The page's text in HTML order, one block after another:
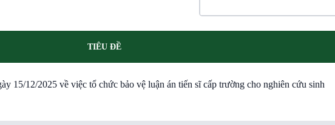
TIÊU ĐỀ
15/12/2025 về việc tổ chức bảo vệ luận án tiến sĩ cấp trường cho nghiên cứu sinh